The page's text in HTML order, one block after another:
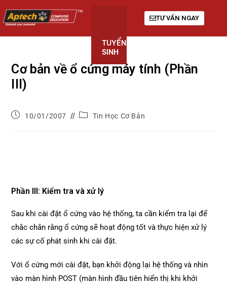
TUYỂN
SINH
TƯ VẤN NGAY
Cơ bản về ổ cứng máy tính (Phần
III)
10/01/2007 Tin Học Cơ Bản
Phần III: Kiểm tra và xử lý
Sau khi cài đặt ổ cứng vào hệ thống, ta cần kiểm tra lại để
chắc chắn rằng ổ cứng sẽ hoạt động tốt và thực hiện xử lý
các sự cố phát sinh khi cài đặt.
Với ổ cứng mới cài đặt, bạn khởi động lại hệ thống và nhìn
vào màn hình POST (màn hình đầu tiên hiển thị khi khởi